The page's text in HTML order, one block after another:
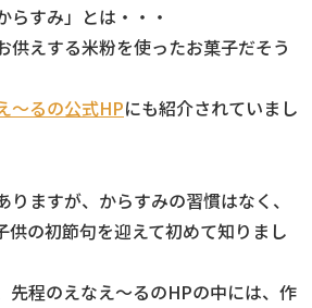
らすみ」とは・・・
供えする米粉を使ったお菓子だそう
〜るの公式HPにも紹介されていまし
ますが、からすみの習慣はなく、
供の初節句を迎えて初めて知りまし
先程のえなえ〜るのHPの中には、作